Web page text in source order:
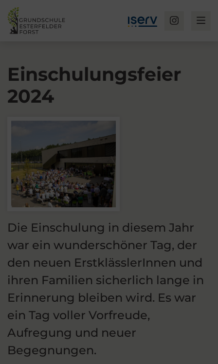
Einschulungsfeier
2024
Die Einschulung in diesem Jahr
war ein wunderschöner Tag, der
den neuen ErstklässlerInnen und
ihren Familien sicherlich lange in
Erinnerung bleiben wird. Es war
ein Tag voller Vorfreude,
Aufregung und neuer
Begegnungen.